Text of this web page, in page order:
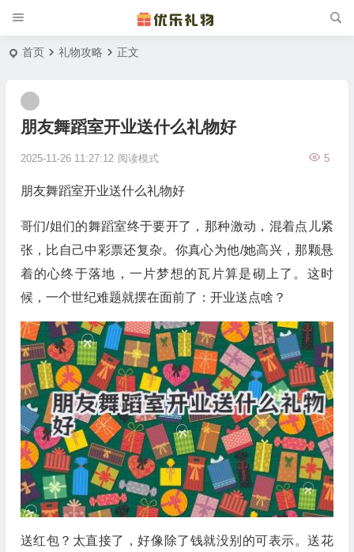
首页 礼物攻略 正文
朋友舞蹈室开业送什么礼物好
2025-11-26 11:27:12 5
阅读模式
朋友舞蹈室开业送什么礼物好
哥们/姐们的舞蹈室终于要开了，那种激动，混着点儿紧
张，比自己中彩票还复杂。你真心为他/她高兴，那颗悬
着的心终于落地，一片梦想的瓦片算是砌上了。这时
候，一个世纪难题就摆在面前了：开业送点啥？
送红包？太直接了，好像除了钱就没别的可表示。送花